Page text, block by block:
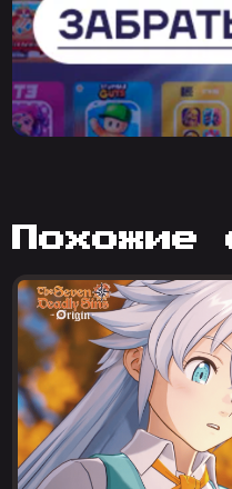
похожие